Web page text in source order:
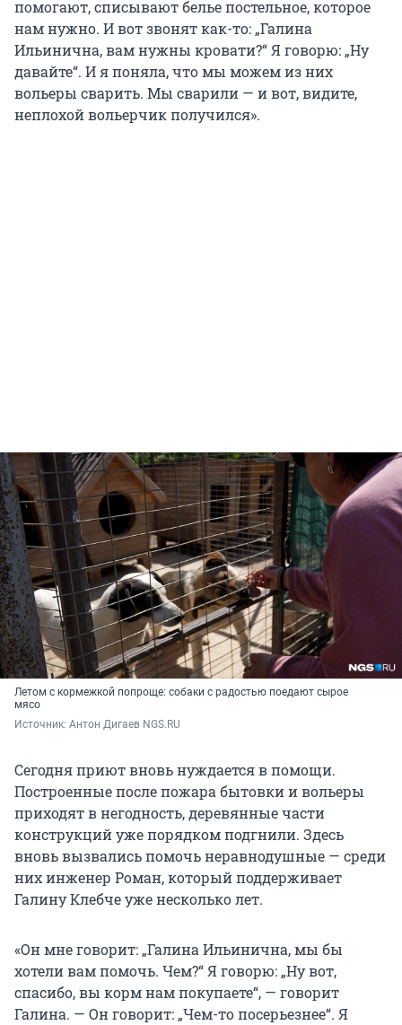
помогают, списывают белье постельное, которое
нам нужно. И вот звонят как-то: „Галина
Ильинична, вам нужны кровати?“ Я говорю: „Ну
давайте“. И я поняла, что мы можем из них
вольеры сварить. Мы сварили — и вот, видите,
неплохой вольерчик получился».
Летом с кормежкой попроще: собаки с радостью поедают сырое
мясо
Источник: Антон Дигаев NGS.RU
Сегодня приют вновь нуждается в помощи.
Построенные после пожара бытовки и вольеры
приходят в негодность, деревянные части
конструкций уже порядком подгнили. Здесь
вновь вызвались помочь неравнодушные — среди
них инженер Роман, который поддерживает
Галину Клебче уже несколько лет.
«Он мне говорит: „Галина Ильинична, мы бы
хотели вам помочь. Чем?“ Я говорю: „Ну вот,
спасибо, вы корм нам покупаете“, — говорит
Галина. — Он говорит: „Чем-то посерьезнее“. Я